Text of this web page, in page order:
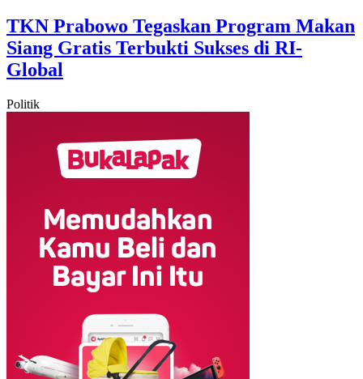
TKN Prabowo Tegaskan Program Makan
Siang Gratis Terbukti Sukses di RI-
Global
Politik